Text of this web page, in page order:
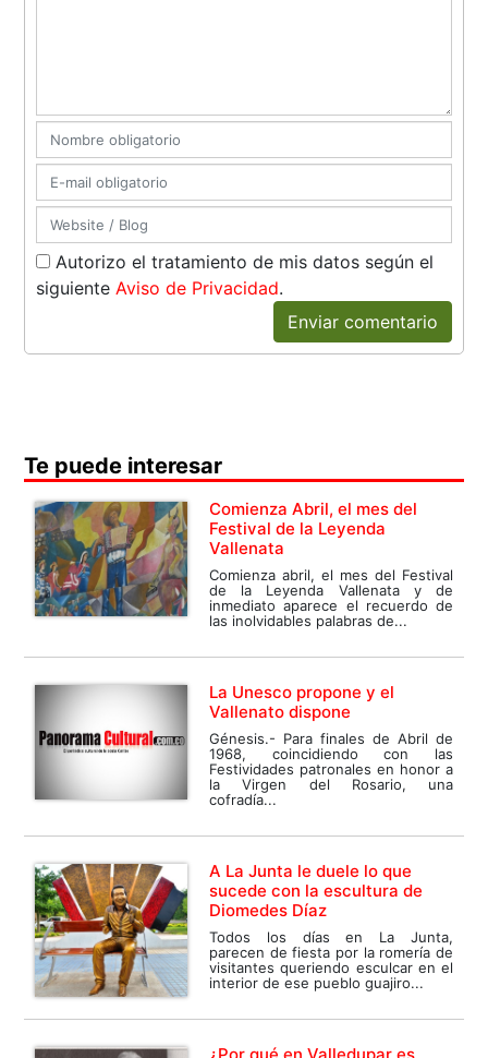
Autorizo el tratamiento de mis datos según el
siguienteAviso de Privacidad.
Enviar comentario
Te puede interesar
Comienza Abril, el mes del
Festival de la Leyenda
Vallenata
Comienza abril, el mes del Festival
de la Leyenda Vallenata y de
inmediato aparece el recuerdo de
las inolvidables palabras de...
La Unesco propone y el
Vallenato dispone
Génesis.- Para finales de Abril de
1968, coincidiendo con las
Festividades patronales en honor a
la Virgen del Rosario, una
cofradía...
A La Junta le duele lo que
sucede con la escultura de
Diomedes Díaz
Todos los días en La Junta,
parecen de fiesta por la romería de
visitantes queriendo esculcar en el
interior de ese pueblo guajiro...